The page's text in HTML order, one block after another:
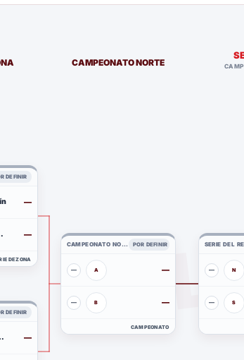
DEFINIR
—
—
DE ZONA
DEFINIR
—
CAMPEONATO NORTE
CAMPEONATO NORTE POR DEFINIR
— A —
— B —
CAMPEONATO
SERIE DEL
— N
— S